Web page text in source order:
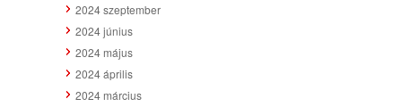
2024 szeptember
2024 június
2024 május
2024 április
2024 március